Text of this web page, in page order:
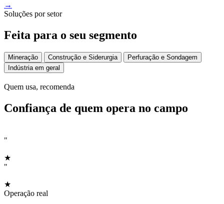
→
Soluções por setor
Feita para o seu segmento
Mineração Construção e Siderurgia
Perfuração e Sondagem
Indústria em geral
Quem usa, recomenda
Confiança de quem opera no campo
"
★
"
★
Operação real